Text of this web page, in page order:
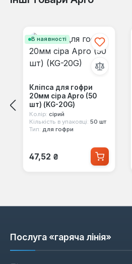
В наявності
Кліпса для гофри
20мм сіра Apro (50
шт) (KG-20G)
Колір: сірий
Кількість в упаковці: 50 шт
Тип: для гофри
Звичайна ціна:
47,52 ₴
Послуга «гаряча лінія»